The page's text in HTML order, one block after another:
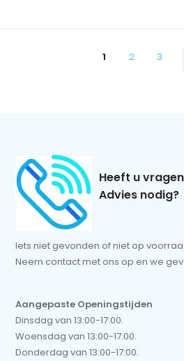
1 2 3
Heeft u
Advies nodig?
Iets niet gevonden of niet op
Neem contact met ons op en we
Aangepaste Openingstijden
Dinsdag van 13:00-17:00.
Woensdag van 13:00-17:00.
Donderdag van 13:00-17:00.